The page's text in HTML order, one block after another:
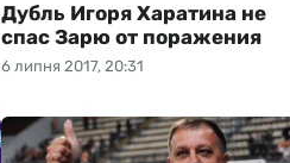
6 липня 2017, 20:31
Дубль Игоря Харатина не
спас Зарю от поражения